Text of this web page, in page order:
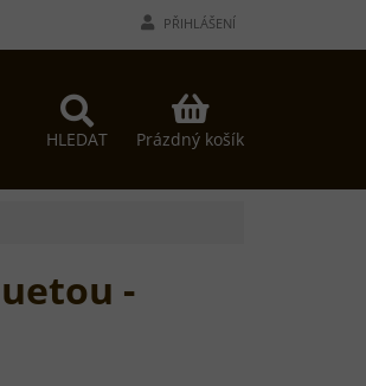
PŘIHLÁŠENÍ
HLEDAT
NÁKUPNÍ
KOŠÍK
Prázdný košík
PROČ MY? KONTAKTY
-